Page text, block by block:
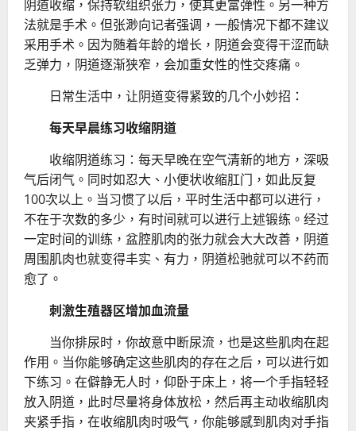
阴道收缩，保持软组织张力，使其更富弹性。另一种方
法就是手术。但张渺向记者强调，一般情况下都不建议
采用手术。因为随着年龄的增长，阴道会变得干涩而缺
乏弹力，阴道逐渐狭窄，会加重女性的性交疼痛。
日常生活中，让阴道变得紧致的几个小妙招：
每天早晨练习收缩阴道
收缩阴道练习：每天早晚在空气清新的地方，深吸
气后闭气。同时如忍大、小便状收缩肛门，如此反复
100次以上。当习惯了以后，平时生活中都可以进行，
不在于次数的多少，有时间就可以进行上述锻练。经过
一定时间的训练，盆腔肌肉的张力就会大大改善，阴道
周围肌肉也就变得丰实、有力，阴道松驰就可以不药而
愈了。
刺激生殖器区增加血流量
当你排尿时，你故意中断尿流，也是这些肌肉在起
作用。当你能够确定这些肌肉的存在之后，可以进行如
下练习。在僻静无人时，仰卧于床上，将一个手指轻轻
放入阴道，此时尽量将身体放松，然后再主动收缩肌肉
夹紧手指，在收缩肌肉时吸气，你能够感到肌肉对手指